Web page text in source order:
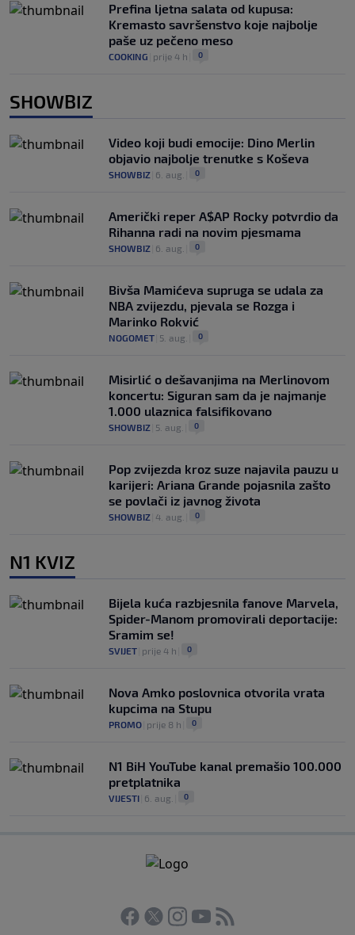
Prefina ljetna salata od kupusa:
Kremasto savršenstvo koje najbolje
paše uz pečeno meso
COOKING prije 4 h 0
SHOWBIZ
Video koji budi emocije: Dino Merlin
objavio najbolje trenutke s Koševa
SHOWBIZ 6. aug. 0
Američki reper A$AP Rocky potvrdio da
Rihanna radi na novim pjesmama
SHOWBIZ 6. aug. 0
Bivša Mamićeva supruga se udala za
NBA zvijezdu, pjevala se Rozga i
Marinko Rokvić
NOGOMET 5. aug. 0
Misirlić o dešavanjima na Merlinovom
koncertu: Siguran sam da je najmanje
1.000 ulaznica falsifikovano
SHOWBIZ 5. aug. 0
Pop zvijezda kroz suze najavila pauzu u
karijeri: Ariana Grande pojasnila zašto
se povlači iz javnog života
SHOWBIZ 4. aug. 0
N1 KVIZ
Bijela kuća razbjesnila fanove Marvela,
Spider-Manom promovirali deportacije:
Sramim se!
SVIJET prije 4 h 0
Nova Amko poslovnica otvorila vrata
kupcima na Stupu
PROMO prije 8 h 0
N1 BiH YouTube kanal premašio 100.000
pretplatnika
VIJESTI 6. aug. 0